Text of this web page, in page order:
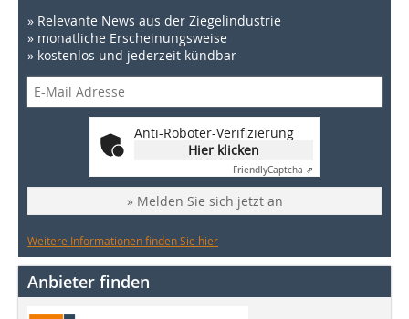
» Relevante News aus der Ziegelindustrie
» monatliche Erscheinungsweise
» kostenlos und jederzeit kündbar
Anti-Roboter-Verifizierung
Hier klicken
FriendlyCaptcha ⇗
» Melden Sie sich jetzt an
Weitere Informationen finden Sie hier
Anbieter finden